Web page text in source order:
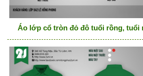
Áo lớp cổ tròn đỏ đô tuổi rồng, tuổi